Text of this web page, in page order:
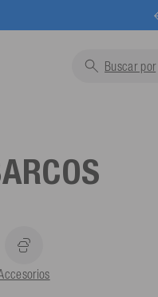
Buscar por